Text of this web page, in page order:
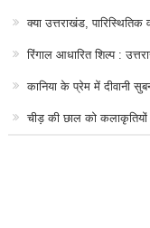
क्या उत्तराखंड,
रिंगाल आधारित शिल्प :
कानिया के प्रेम में दीवानी
चीड़ की छाल को